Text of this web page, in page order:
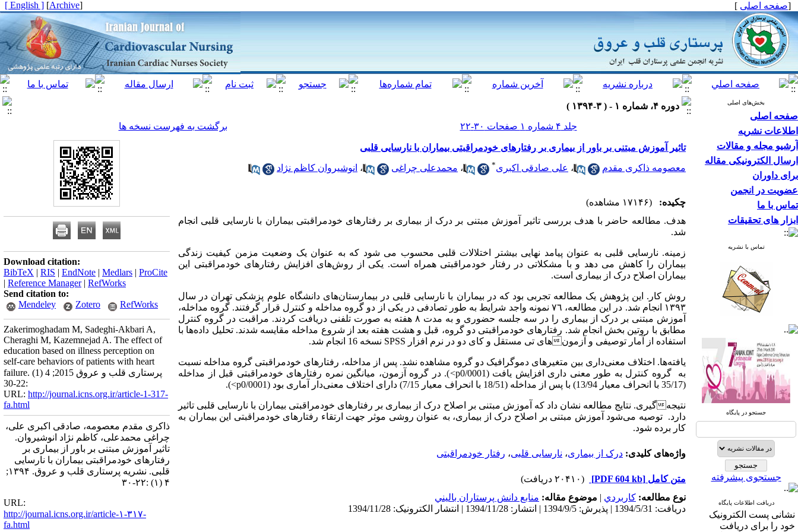
[صفحه اصلی ]
[
Archive
]
[ English ]
بخش‌های اصلی
صفحه اصلی
اطلاعات نشریه
آرشیو مجله و مقالات
ارسال الکترونیکی مقاله
برای داوران
عضویت در انجمن
تماس با ما
ابزار های تحقیقات
تماس با نشریه
صندوق پستی:
تلفاکس: 23922270-021
تلفن: 6-22663165-021
آدرس پایگاه الکترونیکی:
http://journal.icns.org.ir
آدرس‌ پست الکترونیکی انجمن:
info@icns.org.ir
آدرس پست الکترونیکی نشریه:
نشانی مجله: تهران، خیابان ولیعصر،
جستجو در پایگاه
جستجوی پیشرفته
دریافت اطلاعات پایگاه
نشانی پست الکترونیک
خود را برای دریافت
دوره ۴، شماره ۱ - ( ۳-۱۳۹۴ )
جلد ۴ شماره ۱ صفحات ۳۰-۲۲
برگشت به فهرست نسخه ها
تاثیر آموزش مبتنی بر باور از بیماری بر رفتارهای خودمراقبتی بیماران با نارسایی قلبی
معصومه ذاکری مقدم ، علی صادقی اکبری* ، محمدعلی چراغی ، انوشیروان کاظم نژاد
چکیده:
(۱۷۱۴۶ مشاهده)
هدف. مطالعه حاضر با هدف بررسی تاثیر آموزش مبتنی بر درک از بیماری‏ بر رفتارهای خودمراقبتی بیماران با نارسایی قلبی انجام
شد.
زمینه. نارسایی قلبی به عنوان پیامد نهایی بیشتر اختلالات قلبی محسوب می شود که به عنوان یک وضعیت مزمن کیفیت زندگی
بیماران را کاهش می دهد و با مشکلاتی در رفتار خودمراقبتی همراه است. یکی از روش‌های افزایش رفتارهای خودمراقبتی این
بیماران اصلاح درک از بیماری است.
روش کار. این پژوهش یک مطالعه تجربی بود که در بیماران با نارسایی قلبی در بیمارستان‌های دانشگاه علوم پزشکی تهران در سال
١٣٩٣ انجام شد. در این مطالعه، ٧٦ نمونه ‌واجد شرایط به طور تصادفی در یکی از دو گروه مداخله و کنترل قرار گرفتند. گروه مداخله،
آموزش مبتنی بر درک از بیماری را در سه جلسه حضوری و به مدت ٨ هفته به صورت تلفنی دریافت کردند. مراقبت در گروه کنترل
مطابق با روتین بخش انجام شد. رفتارهای خودمراقبتی دو گروه، قبل و هشت هفته بعد از شروع مداخله مقایسه شدند. تحلیل داده‌ها با
استفاده از آمار توصیفی و ‌آزمونهای تی مستقل و کای دو در نرم افزار SPSS نسخه 16 انجام شد.
یافته‌ها. اختلاف معنی‌داری بین متغیر‌های دموگرافیک دو گروه مشاهده نشد. پس از مداخله، رفتارهای خودمراقبتی گروه مداخله نسبت
به گروه کنترل به طور معنی داری افزایش یافت (0/0001
p
<). در گروه آزمون، میانگین نمره رفتارهای خودمراقبتی قبل از مداخله
(35/17 با انحراف معیار 13/94) با پس از مداخله (18/51 با انحراف معیار 7/15) دارای اختلاف معنی‌دار آماری بود (0/0001
p
<
).
نتیجهگیری. نتایج مطالعه نشان داد که آموزش مبتنی بر اصلاح درک از بیماری بر رفتارهای خودمراقبتی بیماران با نارسایی قلبی تاثیر
دارد. توصیه می‌شود آموزش مبتنی بر اصلاح درک از بیماری، به عنوان روشی موثر جهت ارتقاء رفتارهای خودمراقبتی این بیماران به
کار برده شود.
واژه‌های کلیدی: درک از بیماری، نارسایی قلبی، رفتار خودمراقبتی
متن کامل [PDF 604 kb]
(۲۰۴۱۰ دریافت)
نوع مطالعه: كاربردي | موضوع مقاله: منابع دانش پرستاران باليني
دریافت: 1394/5/31 | پذیرش: 1394/9/5 | انتشار: 1394/11/28 | انتشار الکترونیک: 1394/11/28
Download citation:
BibTeX | RIS | EndNote | Medlars | ProCite
| Reference Manager| RefWorks
Send citation to:
Mendeley
Zotero RefWorks
Zakerimoghadam M, Sadeghi-Akbari A,
Cheraghi M, Kazemnejad A. The effect of
education based on illness perception on
self-care behaviors of patients with heart
failure. پرستاری قلب و عروق 2015; 4 (1)
:22-30
URL: http://journal.icns.org.ir/article-1-317-
fa.html
ذاکری مقدم معصومه، صادقی اکبری علی،
چراغی محمدعلی، کاظم نژاد انوشیروان.
تاثیر آموزش مبتنی بر باور از بیماری بر
رفتارهای خودمراقبتی بیماران با نارسایی
قلبی. نشریه پرستاری قلب و عروق. ۱۳۹۴;
۴ (۱) :۲۲-۳۰
URL:
http://journal.icns.org.ir/article-۱-۳۱۷-
fa.html